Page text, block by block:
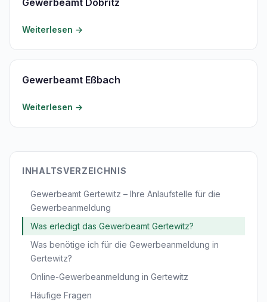
Gewerbeamt Döbritz
Weiterlesen →
Gewerbeamt Eßbach
Weiterlesen →
INHALTSVERZEICHNIS
Gewerbeamt Gertewitz – Ihre Anlaufstelle für die
Gewerbeanmeldung
Was erledigt das Gewerbeamt Gertewitz?
Was benötige ich für die Gewerbeanmeldung in
Gertewitz?
Online-Gewerbeanmeldung in Gertewitz
Häufige Fragen